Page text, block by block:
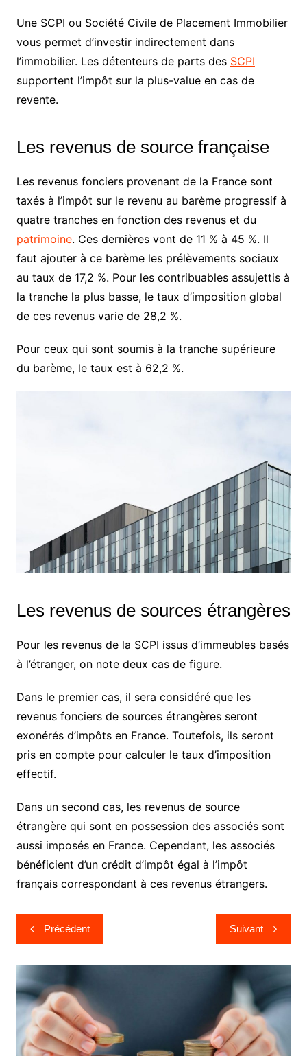
Une SCPI ou Société Civile de Placement Immobilier
vous permet d’investir indirectement dans
l’immobilier. Les détenteurs de parts des SCPI
supportent l’impôt sur la plus-value en cas de
revente.
Les revenus de source française
Les revenus fonciers provenant de la France sont
taxés à l’impôt sur le revenu au barème progressif à
quatre tranches en fonction des revenus et du
patrimoine. Ces dernières vont de 11 % à 45 %. Il
faut ajouter à ce barème les prélèvements sociaux
au taux de 17,2 %. Pour les contribuables assujettis à
la tranche la plus basse, le taux d’imposition global
de ces revenus varie de 28,2 %.
Pour ceux qui sont soumis à la tranche supérieure
du barème, le taux est à 62,2 %.
Les revenus de sources étrangères
Pour les revenus de la SCPI issus d’immeubles basés
à l’étranger, on note deux cas de figure.
Dans le premier cas, il sera considéré que les
revenus fonciers de sources étrangères seront
exonérés d’impôts en France. Toutefois, ils seront
pris en compte pour calculer le taux d’imposition
effectif.
Dans un second cas, les revenus de source
étrangère qui sont en possession des associés sont
aussi imposés en France. Cependant, les associés
bénéficient d’un crédit d’impôt égal à l’impôt
français correspondant à ces revenus étrangers.
Navigation
de
l’article
Précédent Suivant